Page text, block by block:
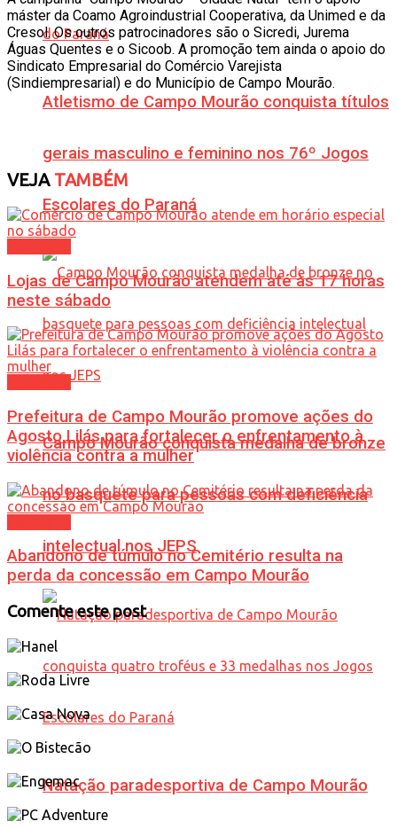
Atletismo de Campo Mourão conquista títulos
gerais masculino e feminino nos 76º Jogos
Escolares do Paraná
Campo Mourão conquista medalha de bronze
no basquete para pessoas com deficiência
intelectual nos JEPS
Natação paradesportiva de Campo Mourão
máster da Coamo Agroindustrial Cooperativa, da Unimed e da
Cresol. Os outros patrocinadores são o Sicredi, Jurema
Águas Quentes e o Sicoob. A promoção tem ainda o apoio do
Sindicato Empresarial do Comércio Varejista
(Sindiempresarial) e do Município de Campo Mourão.
VEJATAMBÉM
Lojas de Campo Mourão atendem até às 17 horas
neste sábado
Prefeitura de Campo Mourão promove ações do
Agosto Lilás para fortalecer o enfrentamento à
violência contra a mulher
Abandono de túmulo no Cemitério resulta na
perda da concessão em Campo Mourão
Comente este post